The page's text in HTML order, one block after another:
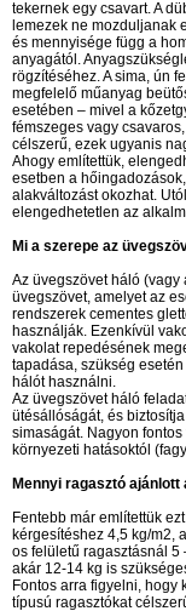
tekernek egy csavart. A
lemezek ne mozduljanak
és mennyisége függ a
anyagától.
rögzítéséhez. A sima, ún
megfelelő műanyag
esetében – mivel a
fémszeges vagy
célszerű, ezek ugyanis
Ahogy említettük,
esetben a
alakváltozást okozhat.
elengedhetetlen az
Mi a szerepe az
Az üvegszövet háló
üvegszövet, amelyet az
rendszerek cementes
használják. Ezenkívül
vakolat repedésének
tapadása, szükség
hálót használni.
Az üvegszövet háló
ütésállóságát, és
simaságát. Nagyon
környezeti hatásoktól
Mennyi ragasztó
Fentebb már említettük
kérgesítéshez 4,5 kg/m2,
os felületű ragasztásnál 5
akár 12-14 kg is
Fontos arra figyelni,
típusú ragasztókat